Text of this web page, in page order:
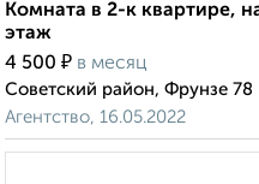
Комната в 2-к квартире,
этаж
4 500 ₽ в месяц
Советский район, Фрунзе 78
Агентство, 16.05.2022